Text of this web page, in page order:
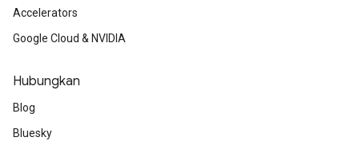
Accelerators
Google Cloud & NVIDIA
Hubungkan
Blog
Bluesky